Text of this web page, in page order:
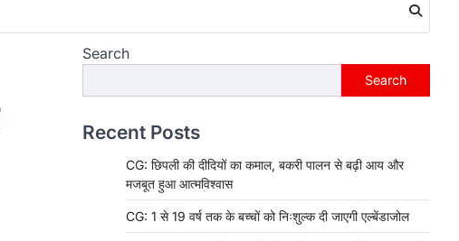
Search
Search
Recent Posts
CG: छिपली की दीदियों का कमाल, बकरी पालन से बढ़ी आय और
मजबूत हुआ आत्मविश्वास
CG: 1 से 19 वर्ष तक के बच्चों को निःशुल्क दी जाएगी एल्बेंडाजोल